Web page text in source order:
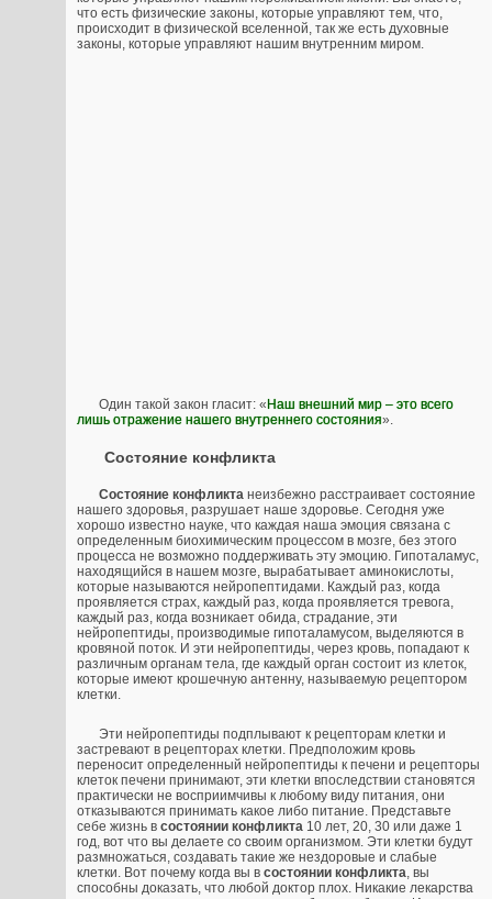
что есть физические законы, которые управляют тем, что,
происходит в физической вселенной, так же есть духовные
законы, которые управляют нашим внутренним миром.
Один такой закон гласит: « Наш внешний мир – это всего
лишь отражение нашего внутреннего состояния».
Состояние конфликта
Состояние конфликта неизбежно расстраивает состояние
нашего здоровья, разрушает наше здоровье. Сегодня уже
хорошо известно науке, что каждая наша эмоция связана с
определенным биохимическим процессом в мозге, без этого
процесса не возможно поддерживать эту эмоцию. Гипоталамус,
находящийся в нашем мозге, вырабатывает аминокислоты,
которые называются нейропептидами. Каждый раз, когда
проявляется страх, каждый раз, когда проявляется тревога,
каждый раз, когда возникает обида, страдание, эти
нейропептиды, производимые гипоталамусом, выделяются в
кровяной поток. И эти нейропептиды, через кровь, попадают к
различным органам тела, где каждый орган состоит из клеток,
которые имеют крошечную антенну, называемую рецептором
клетки.
Эти нейропептиды подплывают к рецепторам клетки и
застревают в рецепторах клетки. Предположим кровь
переносит определенный нейропептиды к печени и рецепторы
клеток печени принимают, эти клетки впоследствии становятся
практически не восприимчивы к любому виду питания, они
отказываются принимать какое либо питание. Представьте
себе жизнь в состоянии конфликта 10 лет, 20, 30 или даже 1
год, вот что вы делаете со своим организмом. Эти клетки будут
размножаться, создавать такие же нездоровые и слабые
клетки. Вот почему когда вы в состоянии конфликта, вы
способны доказать, что любой доктор плох. Никакие лекарства